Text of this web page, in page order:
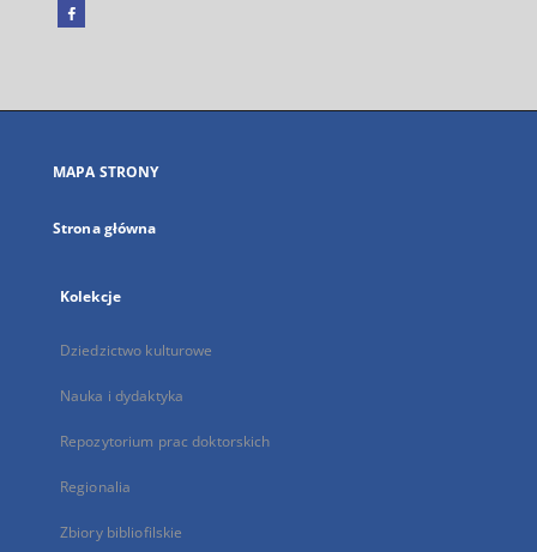
Facebook
się
karcie
MAPA STRONY
Strona główna
Kolekcje
Dziedzictwo kulturowe
Nauka i dydaktyka
Repozytorium prac doktorskich
Regionalia
Zbiory bibliofilskie